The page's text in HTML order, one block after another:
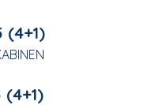
(4+1)
(4+1)